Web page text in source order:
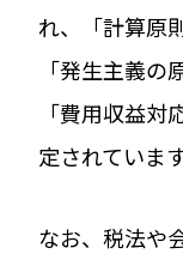
れ、「計算原
「発生主義の
「費用収益
定されています
なお、税法や